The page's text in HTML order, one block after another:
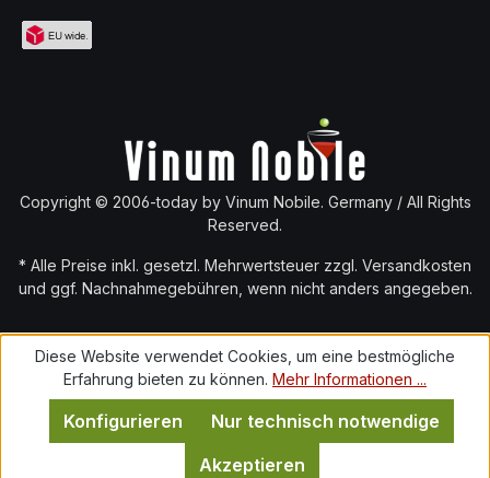
Copyright © 2006-today by Vinum Nobile. Germany / All Rights
Reserved.
* Alle Preise inkl. gesetzl. Mehrwertsteuer zzgl. Versandkosten
und ggf. Nachnahmegebühren, wenn nicht anders angegeben.
Diese Website verwendet Cookies, um eine bestmögliche
Erfahrung bieten zu können. Mehr Informationen ...
Nur technisch notwendige
Konfigurieren
Akzeptieren